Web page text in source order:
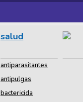
salud
antiparasitantes
antipulgas
bactericida